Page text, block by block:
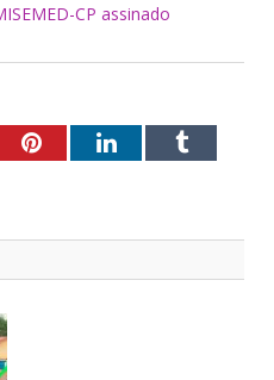
CP assinado
PinterestLinkedInTumblr